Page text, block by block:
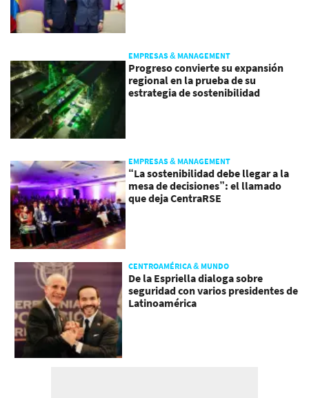
EMPRESAS & MANAGEMENT
Progreso convierte su expansión
regional en la prueba de su
estrategia de sostenibilidad
EMPRESAS & MANAGEMENT
“La sostenibilidad debe llegar a la
mesa de decisiones”: el llamado
que deja CentraRSE
CENTROAMÉRICA & MUNDO
De la Espriella dialoga sobre
seguridad con varios presidentes de
Latinoamérica